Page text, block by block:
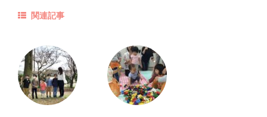
関連記事